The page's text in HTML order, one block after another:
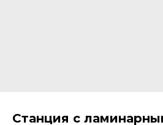
Станция c